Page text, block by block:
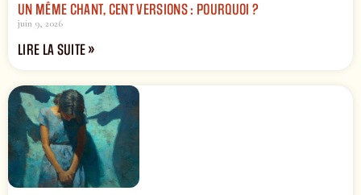
UN MÊME CHANT, CENT VERSIONS : POURQUOI ?
juin 9, 2026
LIRE LA SUITE »